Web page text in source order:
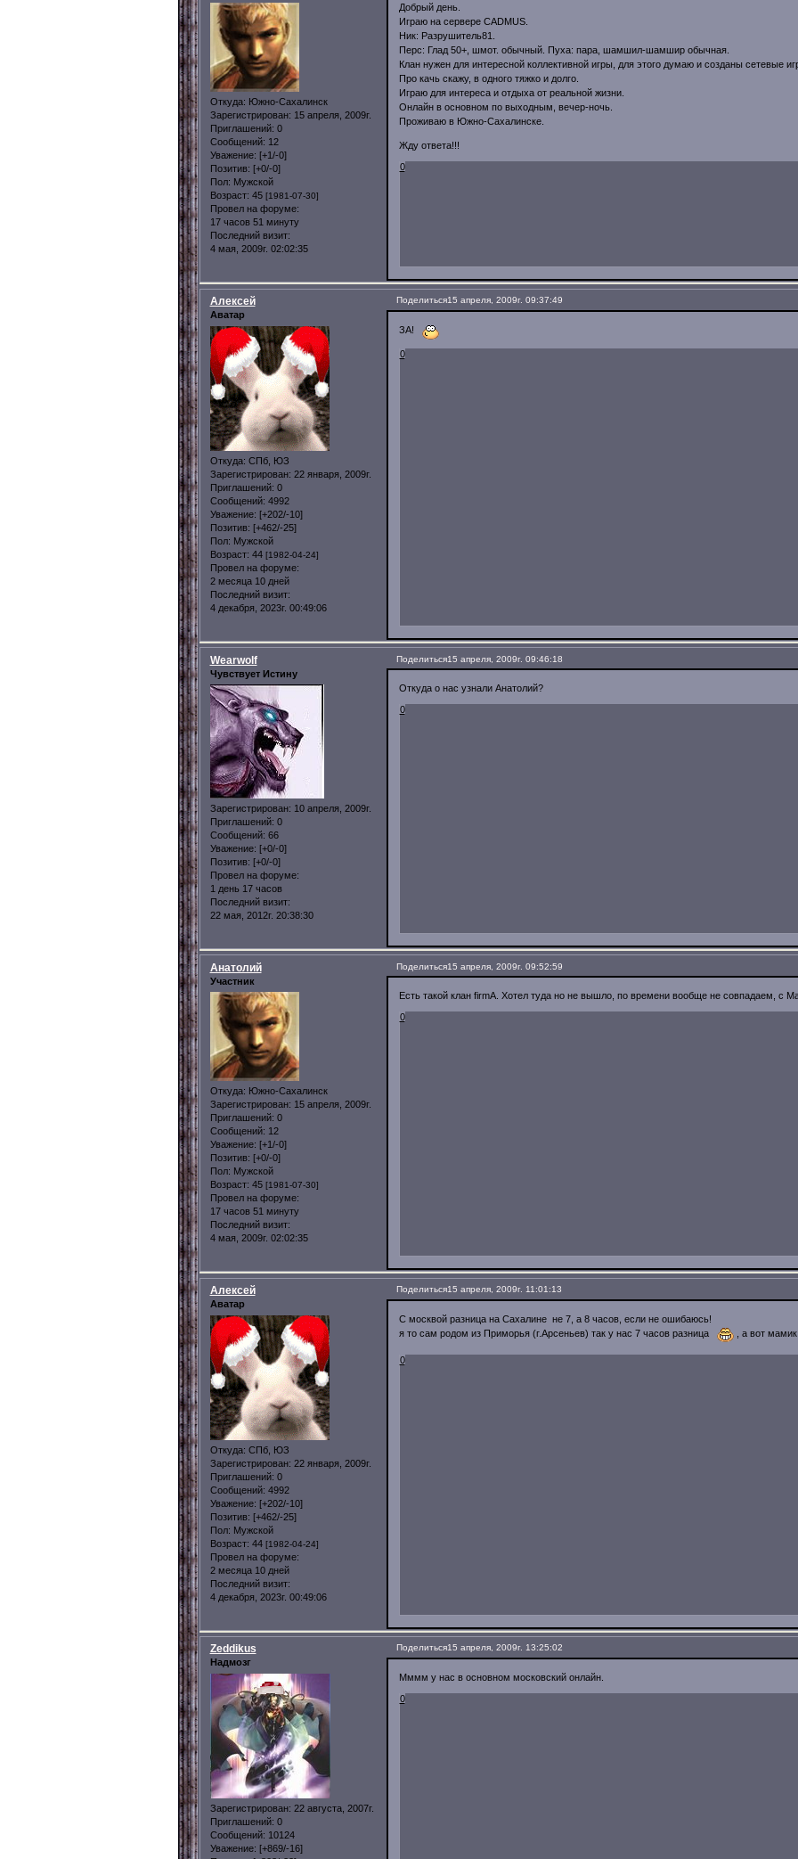
Откуда: Южно-Сахалинск
Зарегистрирован: 15 апреля, 2009г.
Приглашений: 0
Сообщений: 12
Уважение: [+1/-0]
Позитив: [+0/-0]
Пол: Мужской
Возраст: 45 [1981-07-30]
Провел на форуме:
17 часов 51 минуту
Последний визит:
4 мая, 2009г. 02:02:35
Добрый день.
Играю на сервере CADMUS.
Ник: Разрушитель81.
Перс: Глад 50+, шмот. обычный. Пуха: пара, шамшил-шамшир обычная.
Клан нужен для интересной коллективной игры, для этого думаю и созданы сетевые
Про качь скажу, в одного тяжко и долго.
Играю для интереса и отдыха от реальной жизни.
Онлайн в основном по выходным, вечер-ночь.
Проживаю в Южно-Сахалинске.
Жду ответа!!!
0
Поделиться15 апреля, 2009г. 09:37:49
Алексей
Аватар
Откуда: СПб, ЮЗ
Зарегистрирован: 22 января, 2009г.
Приглашений: 0
Сообщений: 4992
Уважение: [+202/-10]
Позитив: [+462/-25]
Пол: Мужской
Возраст: 44 [1982-04-24]
Провел на форуме:
2 месяца 10 дней
Последний визит:
4 декабря, 2023г. 00:49:06
ЗА!
0
Поделиться15 апреля, 2009г. 09:46:18
Wearwolf
Чувствует Истину
Зарегистрирован: 10 апреля, 2009г.
Приглашений: 0
Сообщений: 66
Уважение: [+0/-0]
Позитив: [+0/-0]
Провел на форуме:
1 день 17 часов
Последний визит:
22 мая, 2012г. 20:38:30
Откуда о нас узнали Анатолий?
0
Поделиться15 апреля, 2009г. 09:52:59
Анатолий
Участник
Откуда: Южно-Сахалинск
Зарегистрирован: 15 апреля, 2009г.
Приглашений: 0
Сообщений: 12
Уважение: [+1/-0]
Позитив: [+0/-0]
Пол: Мужской
Возраст: 45 [1981-07-30]
Провел на форуме:
17 часов 51 минуту
Последний визит:
4 мая, 2009г. 02:02:35
Есть такой клан firmA. Хотел туда но не вышло, по времени вообще не совпадаем, с
0
Поделиться15 апреля, 2009г. 11:01:13
Алексей
Аватар
Откуда: СПб, ЮЗ
Зарегистрирован: 22 января, 2009г.
Приглашений: 0
Сообщений: 4992
Уважение: [+202/-10]
Позитив: [+462/-25]
Пол: Мужской
Возраст: 44 [1982-04-24]
Провел на форуме:
2 месяца 10 дней
Последний визит:
4 декабря, 2023г. 00:49:06
С москвой разница на Сахалине не 7, а 8 часов, если не ошибаюсь!
я то сам родом из Приморья (г.Арсеньев) так у нас 7 часов разница
, а вот
0
Поделиться15 апреля, 2009г. 13:25:02
Zeddikus
Надмозг
Зарегистрирован: 22 августа, 2007г.
Приглашений: 0
Сообщений: 10124
Уважение: [+869/-16]
Мммм у нас в основном московский онлайн.
0